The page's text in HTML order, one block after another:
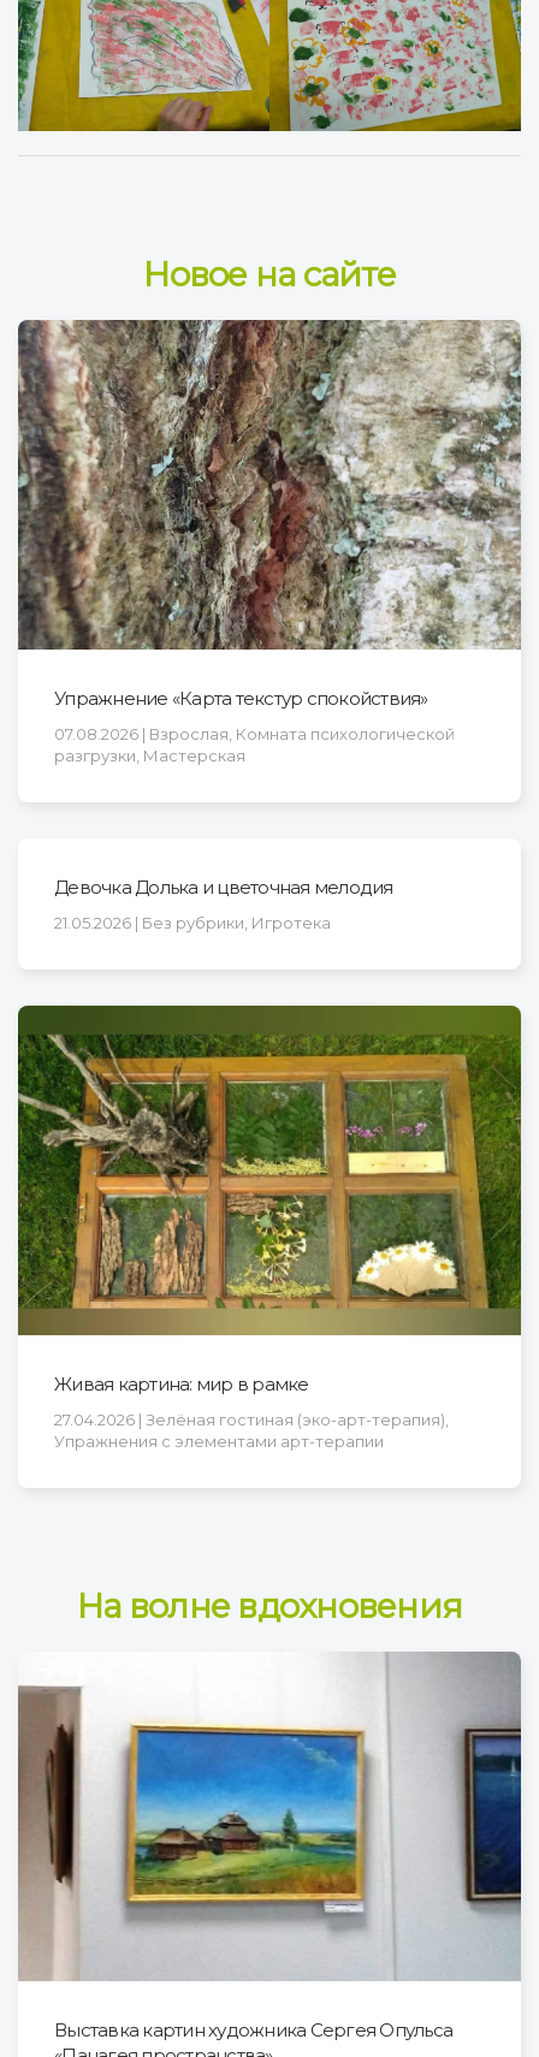
Новое на сайте
Упражнение «Карта текстур спокойствия»
07.08.2026 | Взрослая, Комната психологической
разгрузки, Мастерская
Девочка Долька и цветочная мелодия
21.05.2026 | Без рубрики, Игротека
Живая картина: мир в рамке
27.04.2026 | Зелёная гостиная (эко-арт-терапия),
Упражнения с элементами арт-терапии
На волне вдохновения
Выставка картин художника Сергея Опульса